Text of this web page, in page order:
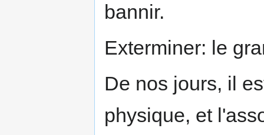
bannir.
Exterminer: le
De nos jours, il
physique, et